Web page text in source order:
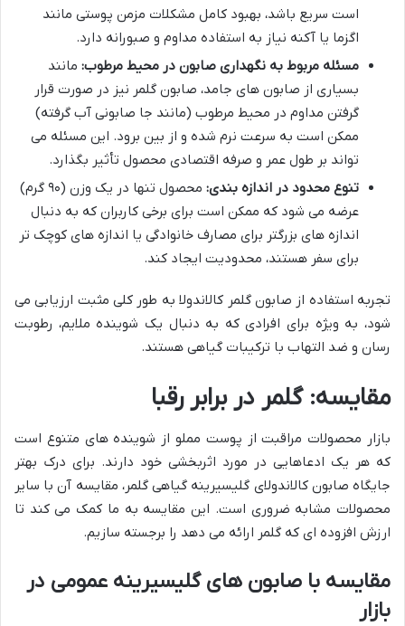
است سریع باشد، بهبود کامل مشکلات مزمن پوستی مانند
اگزما یا آکنه نیاز به استفاده مداوم و صبورانه دارد.
مسئله مربوط به نگهداری صابون در محیط مرطوب: مانند
بسیاری از صابون های جامد، صابون گلمر نیز در صورت قرار
گرفتن مداوم در محیط مرطوب (مانند جا صابونی آب گرفته)
ممکن است به سرعت نرم شده و از بین برود. این مسئله می
تواند بر طول عمر و صرفه اقتصادی محصول تأثیر بگذارد.
تنوع محدود در اندازه بندی:
محصول تنها در یک وزن (۹۰ گرم)
عرضه می شود که ممکن است برای برخی کاربران که به دنبال
اندازه های بزرگتر برای مصارف خانوادگی یا اندازه های کوچک تر
برای سفر هستند، محدودیت ایجاد کند.
تجربه استفاده از صابون گلمر کالاندولا به طور کلی مثبت ارزیابی می
شود، به ویژه برای افرادی که به دنبال یک شوینده ملایم، رطوبت
رسان و ضد التهاب با ترکیبات گیاهی هستند.
مقایسه: گلمر در برابر رقبا
بازار محصولات مراقبت از پوست مملو از شوینده های متنوع است
که هر یک ادعاهایی در مورد اثربخشی خود دارند. برای درک بهتر
جایگاه صابون کالاندولای گلیسیرینه گیاهی گلمر، مقایسه آن با سایر
محصولات مشابه ضروری است. این مقایسه به ما کمک می کند تا
ارزش افزوده ای که گلمر ارائه می دهد را برجسته سازیم.
مقایسه با صابون های گلیسیرینه عمومی در
بازار